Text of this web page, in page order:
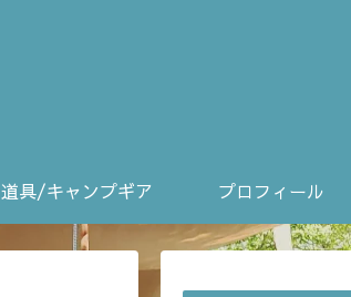
道具/キャンプギア プロフィール